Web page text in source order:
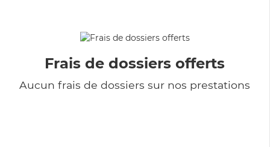
Frais de dossiers offerts
Aucun frais de dossiers sur nos prestations